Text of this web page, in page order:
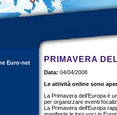
Euro-net PRIMAVERA
Data: 04/04/2008
Le attività online sono
La Primavera dell’Europa è
per organizzare eventi
La Primavera dell'Europa